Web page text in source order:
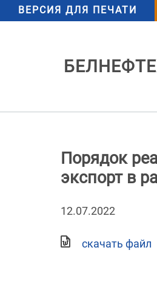
ВЕРСИЯ ДЛЯ ПЕЧАТИ
Порядок
экспорт в
12.07.2022
скачать файл